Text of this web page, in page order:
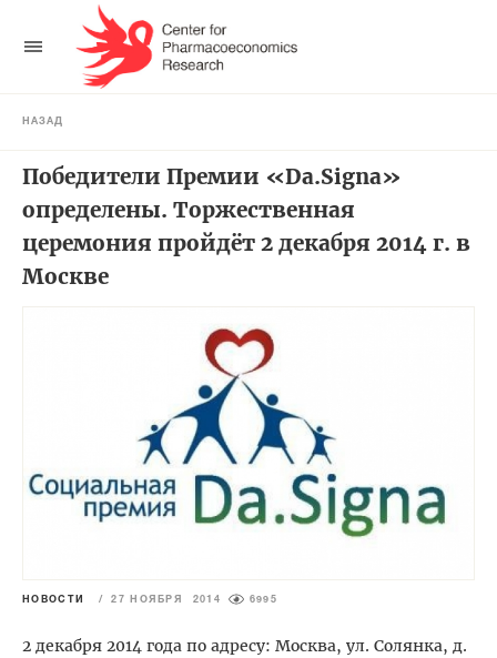
НАЗАД
Победители Премии «Da.Signa»
определены. Торжественная
церемония пройдёт 2 декабря 2014 г. в
Москве
НОВОСТИ / 27 НОЯБРЯ 2014 6995
2 декабря 2014 года по адресу: Москва, ул. Солянка, д.